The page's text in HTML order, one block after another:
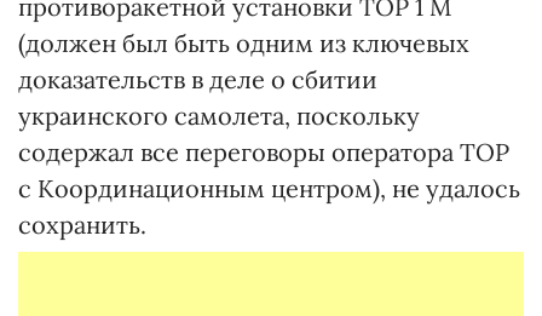
противоракетной установки ТОР 1 М
(должен был быть одним из ключевых
доказательств в деле о сбитии
украинского самолета, поскольку
содержал все переговоры оператора ТОР
с Координационным центром), не удалось
сохранить.